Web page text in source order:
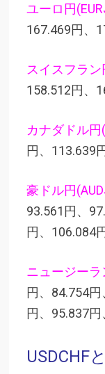
ユーロ円
167.469円、
スイスフラン
158.512円、
カナダドル円
円、113.639
豪ドル円
93.561円、
円、106.084
ニュージーラ
円、84.754
円、95.837円
USDCHF